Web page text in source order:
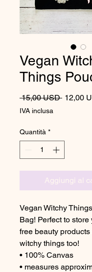
Vegan
Things
15,00 USD Prezzo
12,00
IVA inclusa
Quantità *
Aggiungi al
Vegan Witchy
Bag! Perfect to
free beauty
witchy things too!
• 100% Canvas
• measures